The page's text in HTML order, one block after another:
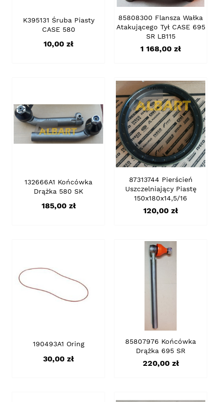
K395131 Śruba Piasty
CASE 580
Cena
10,00 zł
85808300 Flansza Wałka
Atakującego Tył CASE 695
SR LB115
Cena
1 168,00 zł
132666A1 Końcówka
Drążka 580 SK
Cena
185,00 zł
87313744 Pierścień
Uszczelniający Piastę
150x180x14,5/16
Cena
120,00 zł
190493A1 Oring
Cena
30,00 zł
85807976 Końcówka
Drążka 695 SR
Cena
220,00 zł